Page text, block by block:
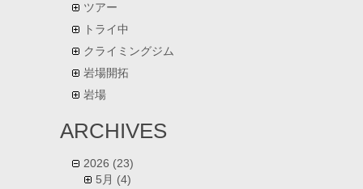
ツアー
トライ中
クライミングジム
岩場開拓
岩場
ARCHIVES
2026 (23)
5月 (4)